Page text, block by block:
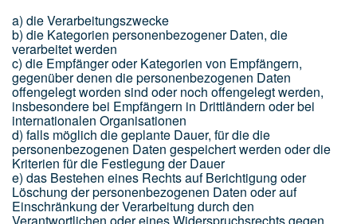
a) die Verarbeitungszwecke
b) die Kategorien personenbezogener Daten, die
verarbeitet werden
c) die Empfänger oder Kategorien von Empfängern,
gegenüber denen die personenbezogenen Daten
offengelegt worden sind oder noch offengelegt werden,
insbesondere bei Empfängern in Drittländern oder bei
internationalen Organisationen
d) falls möglich die geplante Dauer, für die die
personenbezogenen Daten gespeichert werden oder die
Kriterien für die Festlegung der Dauer
e) das Bestehen eines Rechts auf Berichtigung oder
Löschung der personenbezogenen Daten oder auf
Einschränkung der Verarbeitung durch den